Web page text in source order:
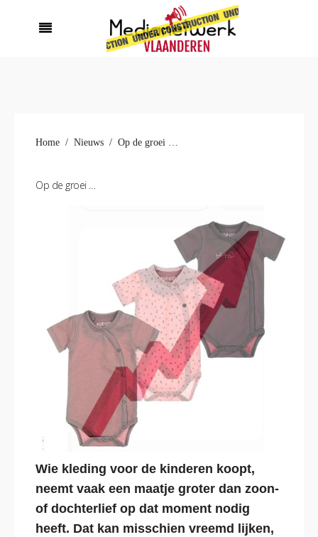
Home Nieuws Op de groei …
Op de groei …
Wie kleding voor de kinderen koopt,
neemt vaak een maatje groter dan zoon-
of dochterlief op dat moment nodig
heeft. Dat kan misschien vreemd lijken,